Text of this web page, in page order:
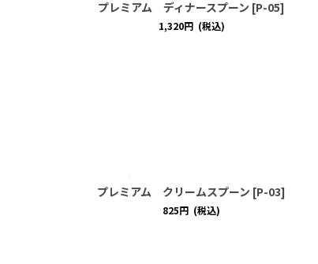
プレミアム ディナースプーン [P-05]
1,320円 (税込)
プレミアム クリームスプーン [P-03]
825円 (税込)